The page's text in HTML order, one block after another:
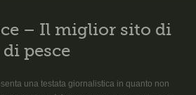
– Il miglior sito di
pesce
una testata giornalistica in quanto non